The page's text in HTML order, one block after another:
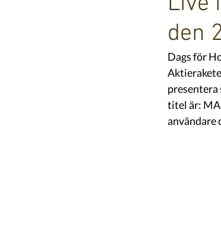
den
Dags för
titel är:
användare